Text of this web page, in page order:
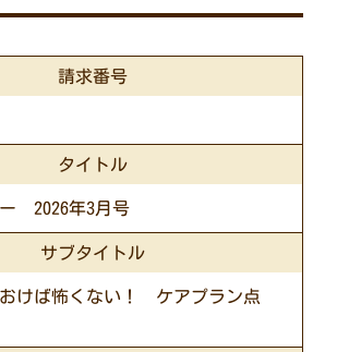
請求番号
タイトル
2026年3月号
サブタイトル
けば怖くない！ ケアプラン点